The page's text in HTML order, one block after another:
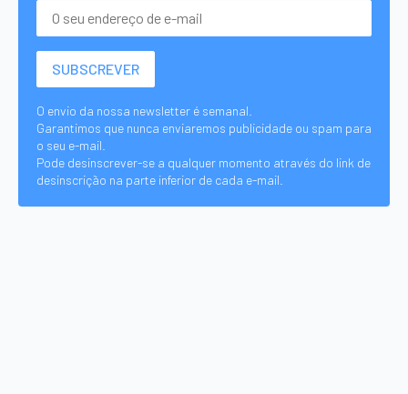
O envio da nossa newsletter é semanal.
Garantimos que nunca enviaremos publicidade ou spam para
o seu e-mail.
Pode desinscrever-se a qualquer momento através do link de
desinscrição na parte inferior de cada e-mail.